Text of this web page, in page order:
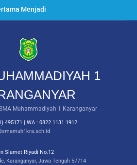
Menjadi
1
Dimulai
SMA
1
Gelar
Penuh Makna
Realisasi
1
Muhammadiyah 1 Karanganyar
495171 | WA : 0822 1131 1912
Slamet Riyadi No.12
Karanganyar, Jawa Tengah 57714